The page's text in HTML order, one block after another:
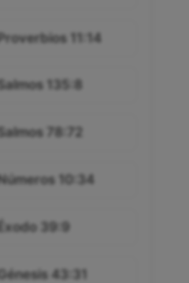
11:14
135:8
78:72
10:34
39:9
43:31